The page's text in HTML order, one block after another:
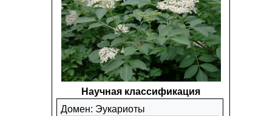
Научная классификация
Домен: Эукариоты